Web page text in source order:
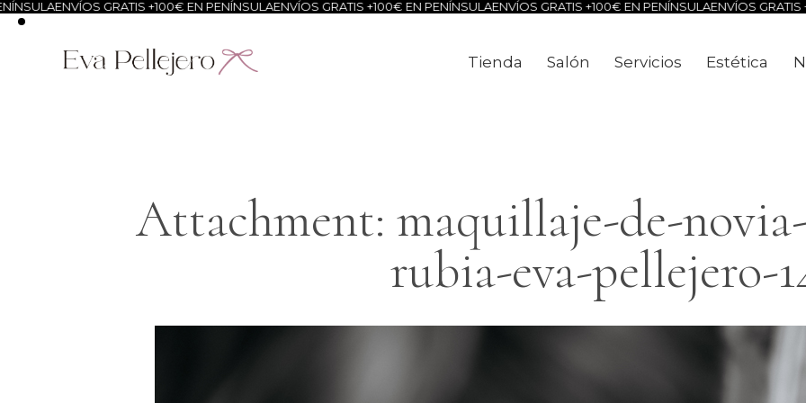
ENVÍOS GRATIS +100€ EN PENÍNSULAENVÍOS GRATIS +100€ EN PENÍNSULAENVÍOS GRATIS +100€ EN PENÍNSULAENVÍOS GRATIS
Tienda Salón Servicios Estética
Attachment: maquillaje-de-
rubia-eva-pellejero-